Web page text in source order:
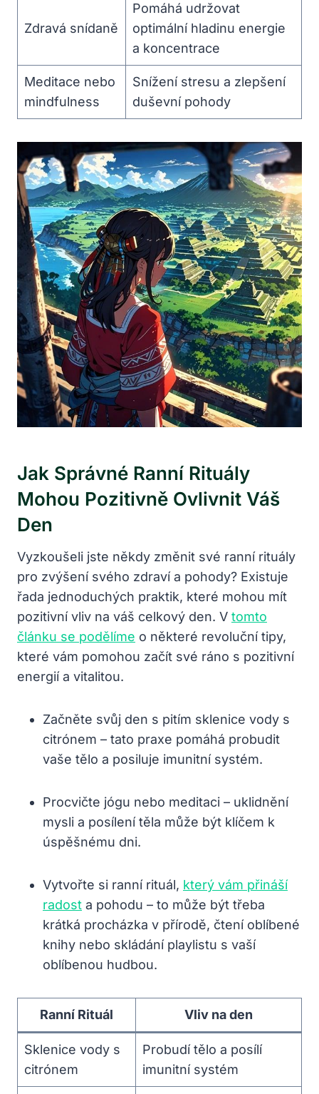
Zdravá snídaně
Pomáhá udržovat
optimální hladinu energie
a koncentrace
Meditace nebo
mindfulness
Snížení stresu a zlepšení
duševní pohody
Jak Správné Ranní Rituály
Mohou Pozitivně Ovlivnit Váš
Den
Vyzkoušeli jste někdy změnit své ranní rituály
pro zvýšení svého zdraví a pohody? Existuje
řada jednoduchých praktik, které mohou mít
pozitivní vliv na váš celkový den. V tomto
článku se podělíme o některé revoluční tipy,
které vám pomohou začít své ráno s pozitivní
energií a vitalitou.
Začněte svůj den s pitím sklenice vody s
citrónem – tato praxe pomáhá probudit
vaše tělo a posiluje imunitní systém.
Procvičte jógu nebo meditaci – uklidnění
mysli a posílení těla může být klíčem k
úspěšnému dni.
Vytvořte si ranní rituál, který vám přináší
radost a pohodu – to může být třeba
krátká procházka v přírodě, čtení oblíbené
knihy nebo skládání playlistu s vaší
oblíbenou hudbou.
Ranní Rituál Vliv na den
Sklenice vody s
citrónem
Probudí tělo a posílí
imunitní systém